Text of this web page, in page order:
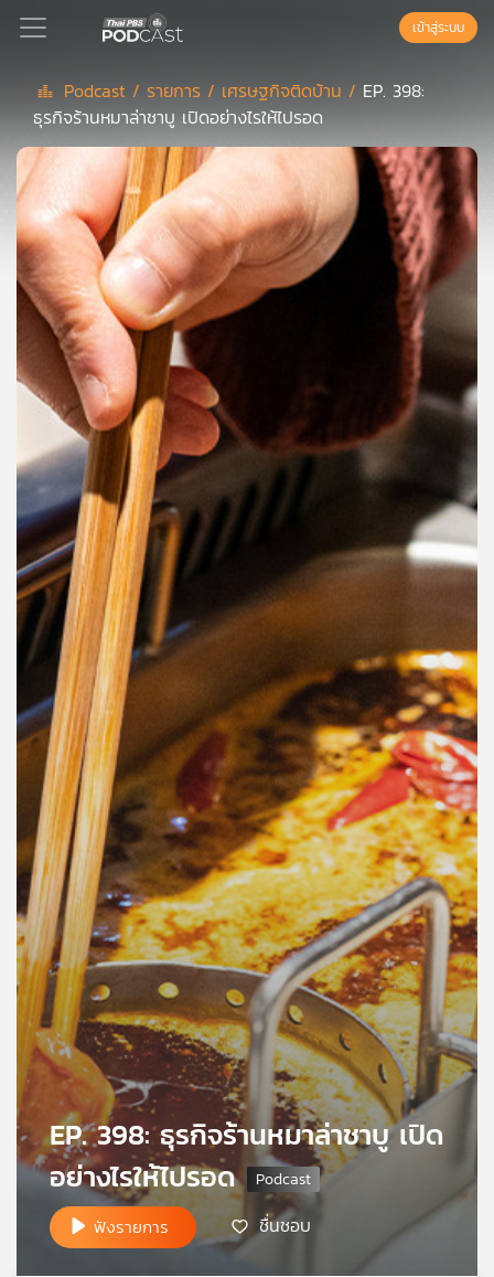
Podcast
เพล
ย์
ลิ
สต์
แนะนำ
เพล
สต์
ของ
คุณ
เพลง
บทความ
และ
กิจกรรม
เกี่ยว
กับ
เรา
เครือ
ข่าย
วิทยุ
ไทย
พี
บี
เอส
แผนที่
เข้าสู่ระบบ
Podcast / รายการ / เศรษฐกิจติดบ้าน / EP. 398:
ธุรกิจร้านหมาล่าชาบู เปิดอย่างไรให้ไปรอด
EP. 398: ธุรกิจร้านหมาล่าชาบู เปิด
อย่างไรให้ไปรอด
ฟังรายการ ชื่นชอบ